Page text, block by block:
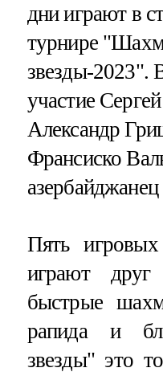
дни играют в
турнире
звезды-2023".
участие
Александр
Франсиско
Пять
играют
быстрые
рапида и
звезды" это